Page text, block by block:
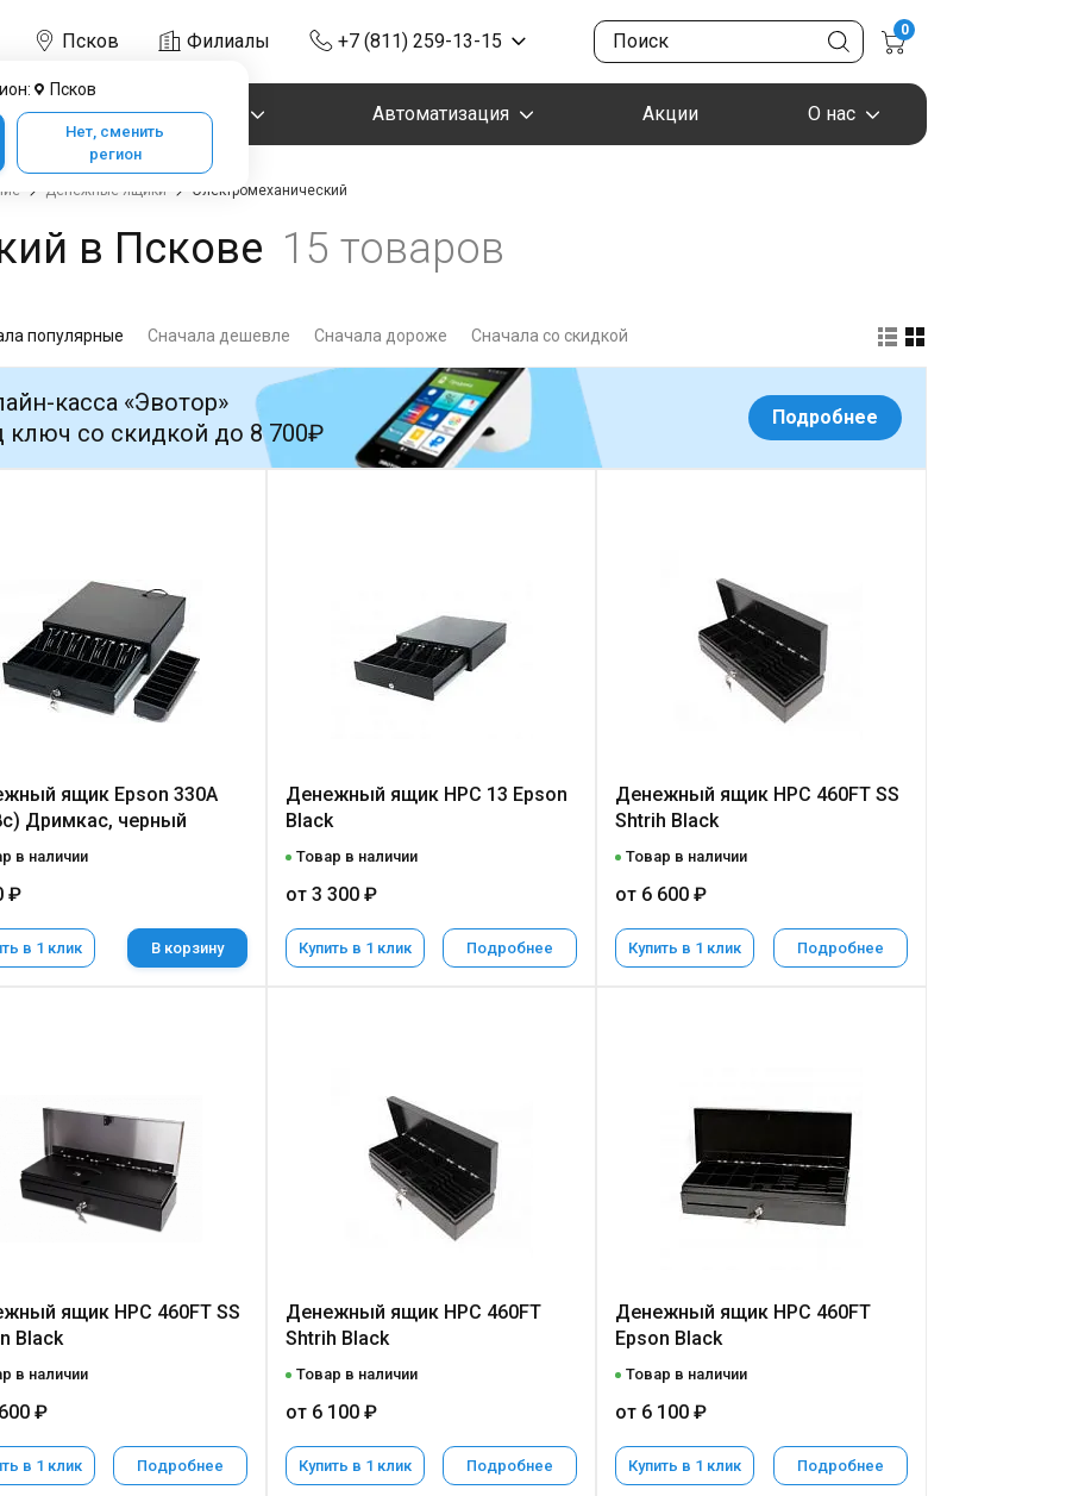
Псков
Псков
Нет, сменить
регион
Филиалы +7 (811) 259-13-15
0
Маркировка Автоматизация Акции О нас
Денежные ящики Электромеханический
в Пскове 15 товаров
популярные Сначала дешевле Сначала дороже Сначала со скидкой
ящик Epson 330A
Дримкас, черный
в наличии
₽
в 1 клик В корзину
Денежный ящик HPC 13 Epson
Black
Товар в наличии
от 3 300 ₽
Купить в 1 клик Подробнее
Денежный ящик HPC 460FT SS
Shtrih Black
Товар в наличии
от 6 600 ₽
Купить в 1 клик Подробнее
ящик HPC 460FT SS
Black
в наличии
₽
в 1 клик Подробнее
Денежный ящик HPC 460FT
Shtrih Black
Товар в наличии
от 6 100 ₽
Купить в 1 клик Подробнее
Денежный ящик HPC 460FT
Epson Black
Товар в наличии
от 6 100 ₽
Купить в 1 клик Подробнее
касса «Эвотор»
ключ со скидкой до 8 700₽
Подробнее